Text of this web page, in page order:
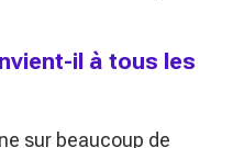
il à tous les
sur beaucoup de